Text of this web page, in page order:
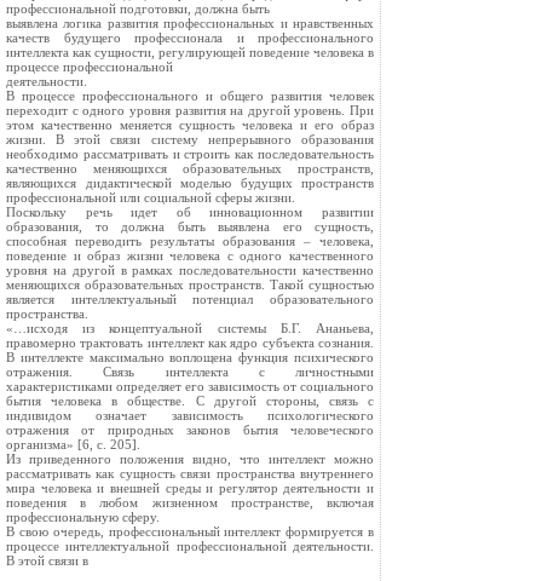
профессиональной подготовки, должна быть
выявлена логика развития профессиональных и нравственных
качеств будущего профессионала и профессионального
интеллекта как сущности, регулирующей поведение человека в
процессе профессиональной
деятельности.
В процессе профессионального и общего развития человек
переходит с одного уровня развития на другой уровень. При
этом качественно меняется сущность человека и его образ
жизни. В этой связи систему непрерывного образования
необходимо рассматривать и строить как последовательность
качественно меняющихся образовательных пространств,
являющихся дидактической моделью будущих пространств
профессиональной или социальной сферы жизни.
Поскольку речь идет об инновационном развитии
образования, то должна быть выявлена его сущность,
способная переводить результаты образования – человека,
поведение и образ жизни человека с одного качественного
уровня на другой в рамках последовательности качественно
меняющихся образовательных пространств. Такой сущностью
является интеллектуальный потенциал образовательного
пространства.
«…исходя из концептуальной системы Б.Г. Ананьева,
правомерно трактовать интеллект как ядро субъекта сознания.
В интеллекте максимально воплощена функция психического
отражения. Связь интеллекта с личностными
характеристиками определяет его зависимость от социального
бытия человека в обществе. С другой стороны, связь с
индивидом означает зависимость психологического
отражения от природных законов бытия человеческого
организма» [6, с. 205].
Из приведенного положения видно, что интеллект можно
рассматривать как сущность связи пространства внутреннего
мира человека и внешней среды и регулятор деятельности и
поведения в любом жизненном пространстве, включая
профессиональную сферу.
В свою очередь, профессиональный интеллект формируется в
процессе интеллектуальной профессиональной деятельности.
В этой связи в